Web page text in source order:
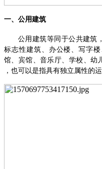
一、 公用建筑
公用建筑等同于公共建筑
标志性建筑、办公楼、写字
馆、宾馆、音乐厅、学校、幼
，也可以是指具有独立属性的